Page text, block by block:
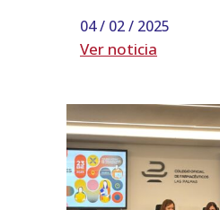
04 / 02 / 2025
Ver noticia